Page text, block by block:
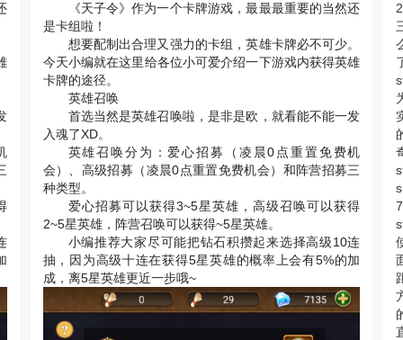
《天子令》作为一个卡牌游戏，最最最重要的当然还
是卡组啦！
想要配制出合理又强力的卡组，英雄卡牌必不可少。
今天小编就在这里给各位小可爱介绍一下游戏内获得英雄
卡牌的途径。
英雄召唤
首选当然是英雄召唤啦，是非是欧，就看能不能一发
入魂了XD。
英雄召唤分为：爱心招募（凌晨0点重置免费机
会）、高级招募（凌晨0点重置免费机会）和阵营招募三
种类型。
爱心招募可以获得3~5星英雄，高级召唤可以获得
2~5星英雄，阵营召唤可以获得~5星英雄。
小编推荐大家尽可能把钻石积攒起来选择高级10连
抽，因为高级十连在获得5星英雄的概率上会有5%的加
成，离5星英雄更近一步哦~